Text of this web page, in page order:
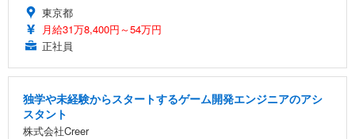
東京都
月給31万8,400円～54万円
正社員
独学や未経験からスタートするゲーム開発エンジニアのアシ
スタント
株式会社Creer